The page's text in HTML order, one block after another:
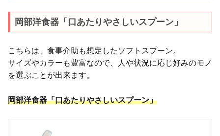
岡部洋食器「口あたりやさしいスプーン」
こちらは、食事介助も想定したソフトスプーン。
サイズやカラーも豊富なので、人や状況に応じ好みのモノ
を選ぶことが出来ます。
岡部洋食器「口あたりやさしいスプーン」